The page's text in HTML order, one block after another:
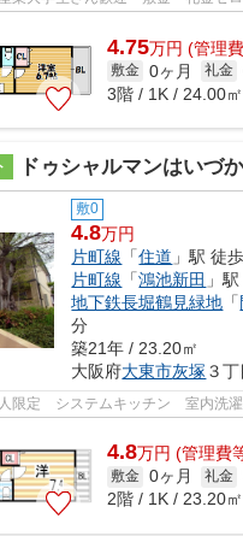
4.75万円 (管理
敷金 0ヶ月 礼金
3階 / 1K / 24.00㎡
ドゥシャルマンはいづか
敷0
4.8万円
片町線 「住道 」駅 徒
片町線 「鴻池新田 」
地下鉄長堀鶴見緑地 「
分
築21年 / 23.20㎡
大阪府大東市灰塚 ３
人限定 システムキッチン 室内洗
4.8万円 (管理費
敷金 0ヶ月 礼金
2階 / 1K / 23.20㎡